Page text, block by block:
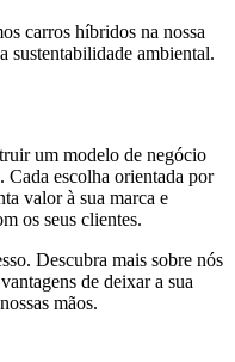
carros híbridos na nossa
sustentabilidade ambiental.
um modelo de negócio
Cada escolha orientada por
valor à sua marca e
os seus clientes.
Descubra mais sobre nós
de deixar a sua
mãos.